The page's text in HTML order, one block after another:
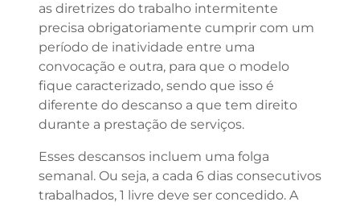
as diretrizes do trabalho intermitente
precisa obrigatoriamente cumprir com um
período de inatividade entre uma
convocação e outra, para que o modelo
fique caracterizado, sendo que isso é
diferente do descanso a que tem direito
durante a prestação de serviços.
Esses descansos incluem uma folga
semanal. Ou seja, a cada 6 dias consecutivos
trabalhados, 1 livre deve ser concedido. A